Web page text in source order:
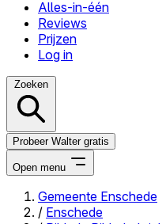
Alles-in-één
Reviews
Prijzen
Log in
Zoeken
Probeer Walter gratis
Open menu
Close menu
Gemeente Enschede
/ Enschede